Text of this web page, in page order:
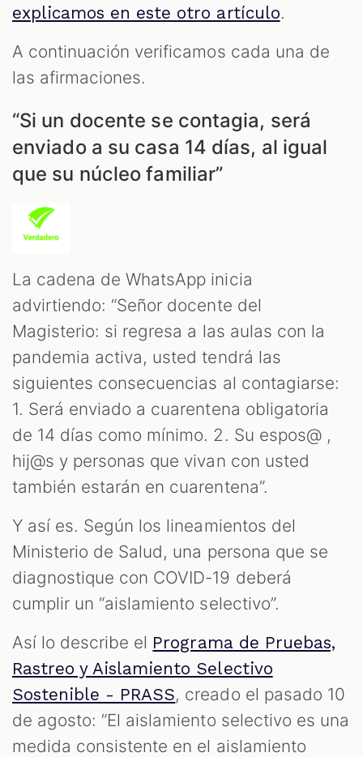
explicamos en este otro artículo.
A continuación verificamos cada una de
las afirmaciones.
“Si un docente se contagia, será
enviado a su casa 14 días, al igual
que su núcleo familiar”
La cadena de WhatsApp inicia
advirtiendo: “Señor docente del
Magisterio: si regresa a las aulas con la
pandemia activa, usted tendrá las
siguientes consecuencias al contagiarse:
1. Será enviado a cuarentena obligatoria
de 14 días como mínimo. 2. Su espos@ ,
hij@s y personas que vivan con usted
también estarán en cuarentena”.
Y así es. Según los lineamientos del
Ministerio de Salud, una persona que se
diagnostique con COVID-19 deberá
cumplir un “aislamiento selectivo”.
Así lo describe el Programa de Pruebas,
Rastreo y Aislamiento Selectivo
Sostenible - PRASS, creado el pasado 10
de agosto: “El aislamiento selectivo es una
medida consistente en el aislamiento